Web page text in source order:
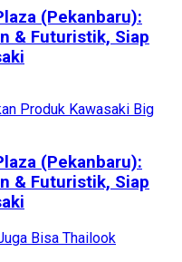
(Pekanbaru):
& Futuristik, Siap
(Pekanbaru):
& Futuristik, Siap